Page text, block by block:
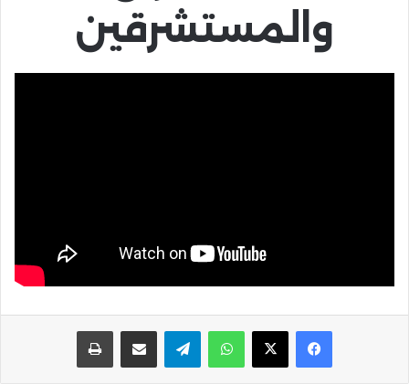
والمستشرقين
واتساب تيلقرام مشاركة عبر البريد